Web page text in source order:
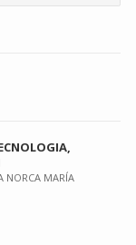
NORCA MARÍA